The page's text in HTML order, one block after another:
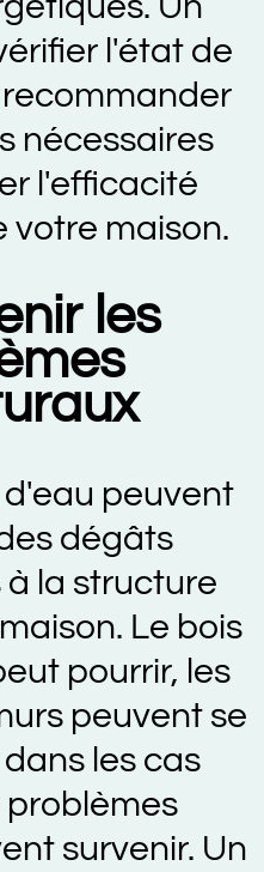
l'état de
nécessaires
l'efficacité
votre maison.
les
peuvent
dégâts
la structure
Le bois
pourrir, les
peuvent se
les cas
problèmes
survenir. Un